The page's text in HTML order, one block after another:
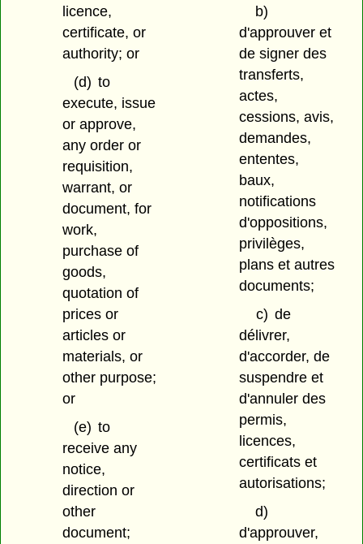
licence,
certificate, or
authority; or
(d) to
execute, issue
or approve,
any order or
requisition,
warrant, or
document, for
work,
purchase of
goods,
quotation of
prices or
articles or
materials, or
other purpose;
or
(e) to
receive any
notice,
direction or
other
document;
b)
d'approuver et
de signer des
transferts,
actes,
cessions, avis,
demandes,
ententes,
baux,
notifications
d'oppositions,
privilèges,
plans et autres
documents;
c) de
délivrer,
d'accorder, de
suspendre et
d'annuler des
permis,
licences,
certificats et
autorisations;
d)
d'approuver,